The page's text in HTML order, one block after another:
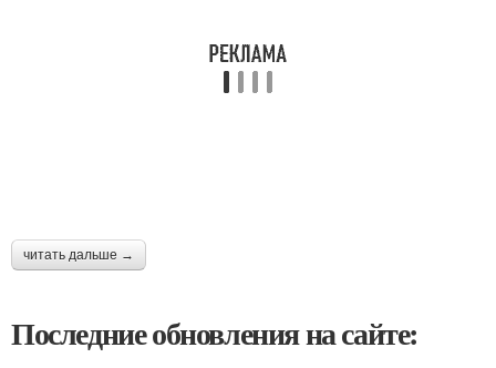
читать дальше →
Последние обновления на сайте: